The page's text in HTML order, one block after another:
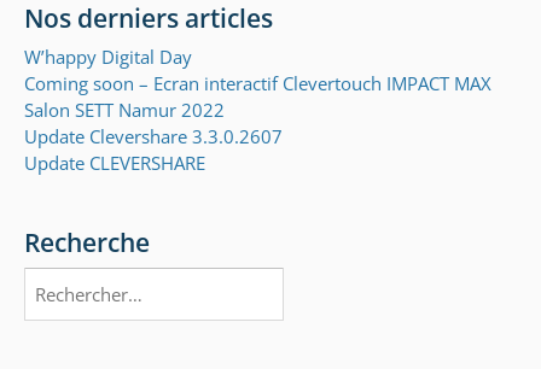
Nos derniers articles
W’happy Digital Day
Coming soon – Ecran interactif Clevertouch IMPACT MAX
Salon SETT Namur 2022
Update Clevershare 3.3.0.2607
Update CLEVERSHARE
Recherche